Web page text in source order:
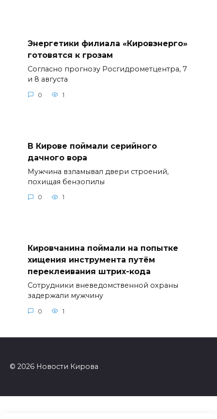
Энергетики филиала «Кировэнерго»
готовятся к грозам
Согласно прогнозу Росгидрометцентра, 7
и 8 августа
0 1
В Кирове поймали серийного
дачного вора
Мужчина взламывал двери строений,
похищая бензопилы
0 1
Кировчанина поймали на попытке
хищения инструмента путём
переклеивания штрих-кода
Сотрудники вневедомственной охраны
задержали мужчину
0 1
© 2026 Новости Кирова